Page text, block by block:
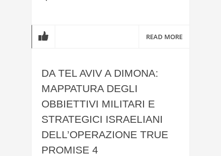
READ MORE
DA TEL AVIV A DIMONA:
MAPPATURA DEGLI
OBBIETTIVI MILITARI E
STRATEGICI ISRAELIANI
DELL’OPERAZIONE TRUE
PROMISE 4